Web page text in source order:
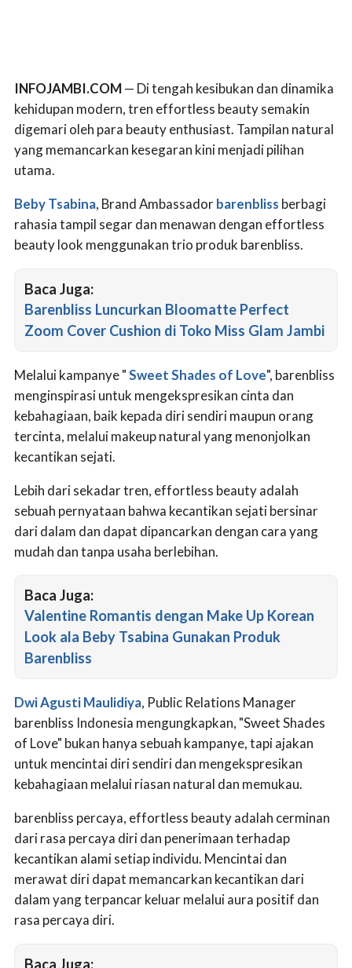
INFOJAMBI.COM— Di tengah kesibukan dan dinamika
kehidupan modern, tren effortless beauty semakin
digemari oleh para beauty enthusiast. Tampilan natural
yang memancarkan kesegaran kini menjadi pilihan
utama.
Beby Tsabina, Brand Ambassadorbarenbliss berbagi
rahasia tampil segar dan menawan dengan effortless
beauty look menggunakan trio produk barenbliss.
Baca Juga:
Barenbliss Luncurkan Bloomatte Perfect
Zoom Cover Cushion di Toko Miss Glam Jambi
Melalui kampanye "Sweet Shades of Love", barenbliss
menginspirasi untuk mengekspresikan cinta dan
kebahagiaan, baik kepada diri sendiri maupun orang
tercinta, melalui makeup natural yang menonjolkan
kecantikan sejati.
Lebih dari sekadar tren, effortless beauty adalah
sebuah pernyataan bahwa kecantikan sejati bersinar
dari dalam dan dapat dipancarkan dengan cara yang
mudah dan tanpa usaha berlebihan.
Baca Juga:
Valentine Romantis dengan Make Up Korean
Look ala Beby Tsabina Gunakan Produk
Barenbliss
Dwi Agusti Maulidiya, Public Relations Manager
barenbliss Indonesia mengungkapkan, "Sweet Shades
of Love" bukan hanya sebuah kampanye, tapi ajakan
untuk mencintai diri sendiri dan mengekspresikan
kebahagiaan melalui riasan natural dan memukau.
barenbliss percaya, effortless beauty adalah cerminan
dari rasa percaya diri dan penerimaan terhadap
kecantikan alami setiap individu. Mencintai dan
merawat diri dapat memancarkan kecantikan dari
dalam yang terpancar keluar melalui aura positif dan
rasa percaya diri.
Baca Juga: